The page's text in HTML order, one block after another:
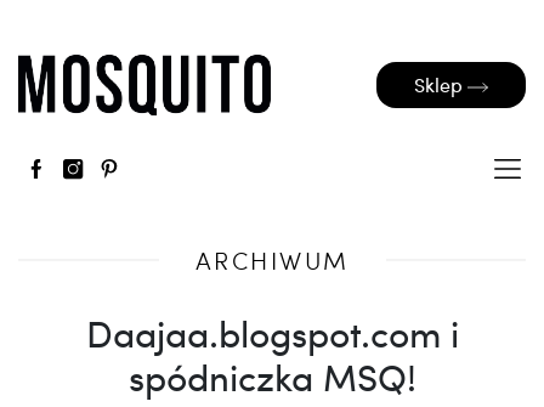
Sklep
ARCHIWUM
Daajaa.blogspot.com i
spódniczka MSQ!